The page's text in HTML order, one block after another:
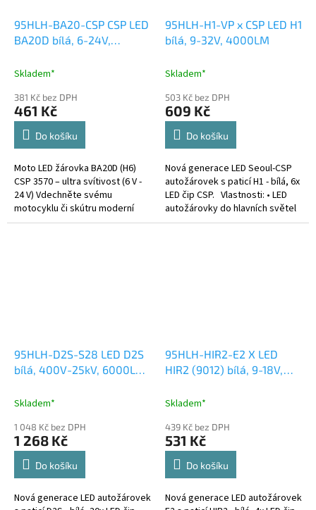
95HLH-BA20-CSP CSP LED
BA20D bílá, 6-24V,
Skladem*
381 Kč bez DPH
461 Kč
Do košíku
Moto LED žárovka BA20D (H6)
CSP 3570 – ultra svítivost (6 V -
24 V) Vdechněte svému
motocyklu či skútru moderní
vzhled a získejte
95HLH-H1-VP x CSP LED H1
bílá, 9-32V, 4000LM
Skladem*
503 Kč bez DPH
609 Kč
Do košíku
Nová generace LED Seoul-CSP
autožárovek s paticí H1 - bílá, 6x
LED čip CSP. Vlastnosti: • LED
autožárovky do hlavních světel
s nejmenšími rozměry na trhu •
95HLH-D2S-S28 LED D2S
bílá, 400V-25kV, 6000LM,
Skladem*
1 048 Kč bez DPH
1 268 Kč
Do košíku
Nová generace LED autožárovek
95HLH-HIR2-E2 X LED
HIR2 (9012) bílá, 9-18V,
Skladem*
439 Kč bez DPH
531 Kč
Do košíku
Nová generace LED autožárovek